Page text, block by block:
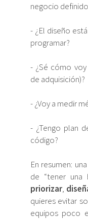
negocio
- ¿El diseño
programar?
- ¿Sé cómo voy
de adquisición)?
- ¿Voy a medir
- ¿Tengo plan
código?
En resumen:
de “tener
priorizar,
quieres evitar
equipos poco